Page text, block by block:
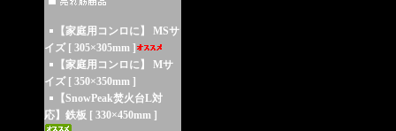
【家庭用コンロに】 MSサ
イズ [ 305×305mm ]
【家庭用コンロに】 Mサ
イズ [ 350×350mm ]
【SnowPeak焚火台L対
応】鉄板 [ 330×450mm ]